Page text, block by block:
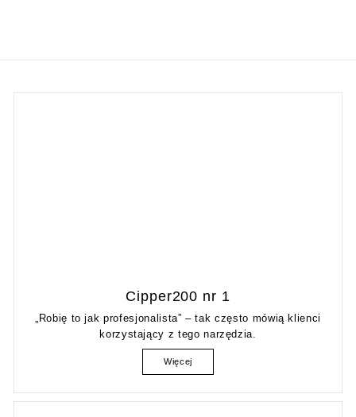
Cipper200 nr 1
„Robię to jak profesjonalista” – tak często mówią klienci
korzystający z tego narzędzia.
Więcej